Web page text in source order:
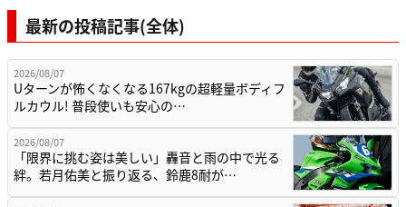
最新の投稿記事(全体)
2026/08/07
Uターンが怖くなくなる167kgの超軽量ボディフ
ルカウル! 普段使いも安心の…
2026/08/07
「限界に挑む姿は美しい」轟音と雨の中で光る
絆。若月佑美と振り返る、鈴鹿8耐が…